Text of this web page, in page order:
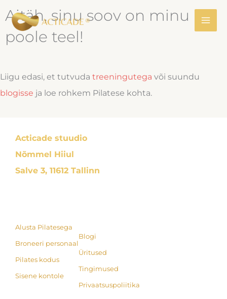
to
content
Aitäh, sinu soov on minu
poole teel!
Liigu edasi, et tutvuda treeningutega või suundu
blogisse ja loe rohkem Pilatese kohta.
Acticade stuudio
Nõmmel Hiiul
Salve 3, 11612 Tallinn
Alusta Pilatesega
Broneeri personaal
Pilates kodus
Sisene kontole
Blogi
Üritused
Tingimused
Privaatsuspoliitika